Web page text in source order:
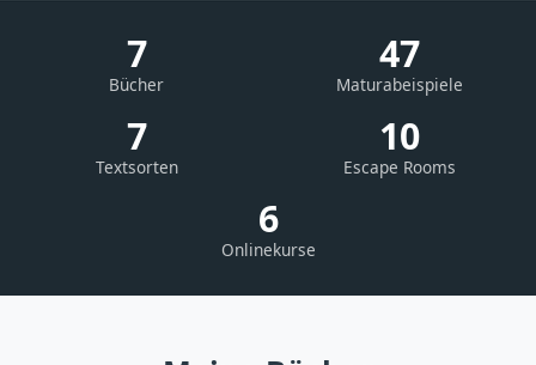
7
Bücher
47
Maturabeispiele
7
Textsorten
10
Escape Rooms
6
Onlinekurse